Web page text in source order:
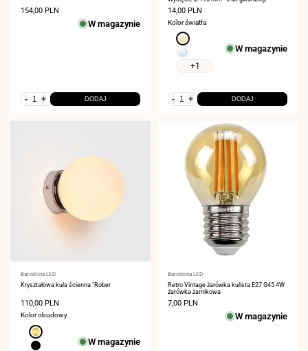
Cena
154,00 PLN
W magazynie
- + DODAJ
Cena
sprzedaży
14,00 PLN
Kolor światła
Ciepła
biel
3000K
Zimna
+1
W magazynie
- + DODAJ
Dostawca:
Barcelona LED
Kryształowa kula ścienna "Rober
Cena
sprzedaży
110,00 PLN
Kolor obudowy
Złoty
Czarny
W magazynie
Dostawca:
Barcelona LED
Retro Vintage żarówka kulista E27 G45 4W
żarówka żarnikowa
Cena
7,00 PLN
W magazynie